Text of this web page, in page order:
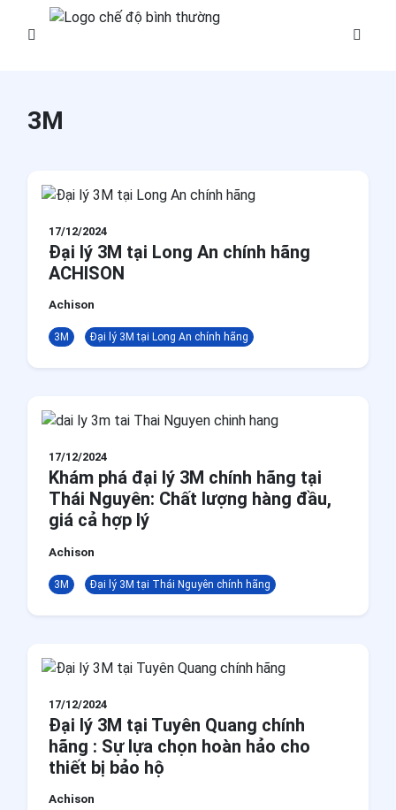
Bảo hộ lao động
Giải pháp hàng tiêu dùng
Giải pháp công nghiệp
Năng lượng
3M
17/12/2024
Đại lý 3M tại Long An chính hãng
ACHISON
Achison
3M Đại lý 3M tại Long An chính hãng
17/12/2024
Khám phá đại lý 3M chính hãng tại
Thái Nguyên: Chất lượng hàng đầu,
giá cả hợp lý
Achison
3M Đại lý 3M tại Thái Nguyên chính hãng
17/12/2024
Đại lý 3M tại Tuyên Quang chính
hãng : Sự lựa chọn hoàn hảo cho
thiết bị bảo hộ
Achison